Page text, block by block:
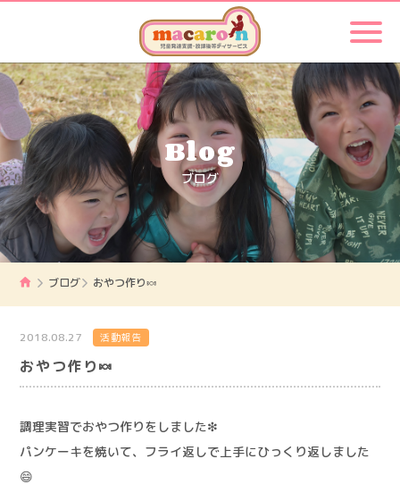
Blog
ブログ
ブログ おやつ作り🍬
2018.08.27 活動報告
おやつ作り🍬
調理実習でおやつ作りをしました❇
パンケーキを焼いて、フライ返しで上手にひっくり返しました
😄